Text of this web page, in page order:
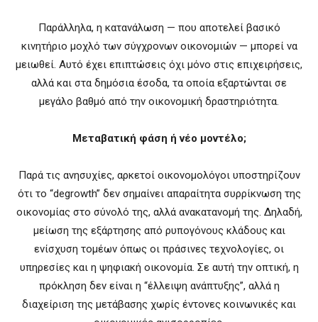
Παράλληλα, η κατανάλωση — που αποτελεί βασικό
κινητήριο μοχλό των σύγχρονων οικονομιών — μπορεί να
μειωθεί. Αυτό έχει επιπτώσεις όχι μόνο στις επιχειρήσεις,
αλλά και στα δημόσια έσοδα, τα οποία εξαρτώνται σε
μεγάλο βαθμό από την οικονομική δραστηριότητα.
Μεταβατική φάση ή νέο μοντέλο;
Παρά τις ανησυχίες, αρκετοί οικονομολόγοι υποστηρίζουν
ότι το “degrowth” δεν σημαίνει απαραίτητα συρρίκνωση της
οικονομίας στο σύνολό της, αλλά ανακατανομή της. Δηλαδή,
μείωση της εξάρτησης από ρυπογόνους κλάδους και
ενίσχυση τομέων όπως οι πράσινες τεχνολογίες, οι
υπηρεσίες και η ψηφιακή οικονομία. Σε αυτή την οπτική, η
πρόκληση δεν είναι η “έλλειψη ανάπτυξης”, αλλά η
διαχείριση της μετάβασης χωρίς έντονες κοινωνικές και